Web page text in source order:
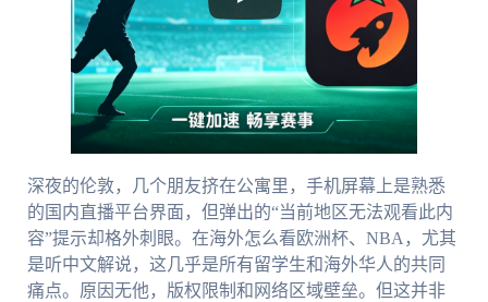
深夜的伦敦，几个朋友挤在公寓里，手机屏幕上是熟悉
的国内直播平台界面，但弹出的“当前地区无法观看此内
容”提示却格外刺眼。在海外怎么看欧洲杯、NBA，尤其
是听中文解说，这几乎是所有留学生和海外华人的共同
痛点。原因无他，版权限制和网络区域壁垒。但这并非